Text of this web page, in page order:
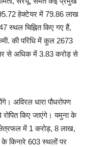
हेक्टेयर में 79.86 लाख
स्थल चिह्नित किए गए हैं,
की परिधि में कुल 2673
से अधिक में 3.83 करोड़ से
अविरल धारा पौधरोपण
रोपित किए जाएंगे। यमुना के
में 1 करोड़, 8 लाख,
के किनारे 603 स्थलों पर